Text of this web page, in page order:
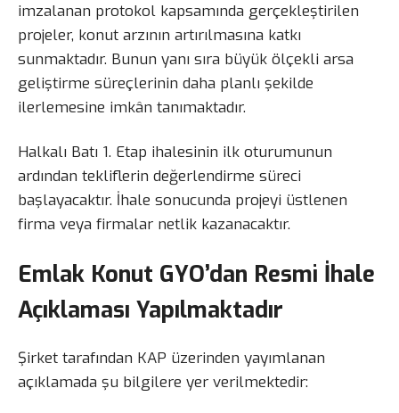
imzalanan protokol kapsamında gerçekleştirilen
projeler, konut arzının artırılmasına katkı
sunmaktadır. Bunun yanı sıra büyük ölçekli arsa
geliştirme süreçlerinin daha planlı şekilde
ilerlemesine imkân tanımaktadır.
Halkalı Batı 1. Etap ihalesinin ilk oturumunun
ardından tekliflerin değerlendirme süreci
başlayacaktır. İhale sonucunda projeyi üstlenen
firma veya firmalar netlik kazanacaktır.
Emlak Konut GYO’dan Resmi İhale
Açıklaması Yapılmaktadır
Şirket tarafından KAP üzerinden yayımlanan
açıklamada şu bilgilere yer verilmektedir: